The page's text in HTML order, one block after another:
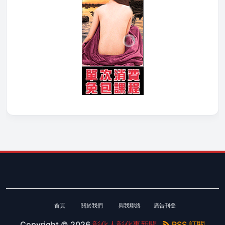
首頁 關於我們 與我聯絡 廣告刊登